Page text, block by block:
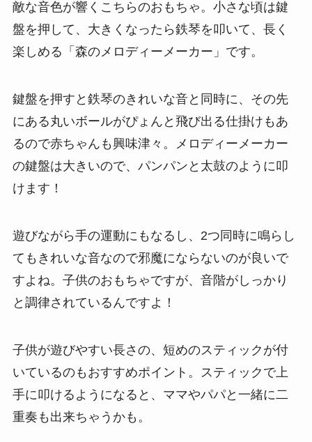
敵な音色が響くこちらのおもちゃ。小さな頃は鍵
盤を押して、大きくなったら鉄琴を叩いて、長く
楽しめる「森のメロディーメーカー」です。
鍵盤を押すと鉄琴のきれいな音と同時に、その先
にある丸いボールがぴょんと飛び出る仕掛けもあ
るので赤ちゃんも興味津々。メロディーメーカー
の鍵盤は大きいので、パンパンと太鼓のように叩
けます！
遊びながら手の運動にもなるし、2つ同時に鳴らし
てもきれいな音なので邪魔にならないのが良いで
すよね。子供のおもちゃですが、音階がしっかり
と調律されているんですよ！
子供が遊びやすい長さの、短めのスティックが付
いているのもおすすめポイント。スティックで上
手に叩けるようになると、ママやパパと一緒に二
重奏も出来ちゃうかも。